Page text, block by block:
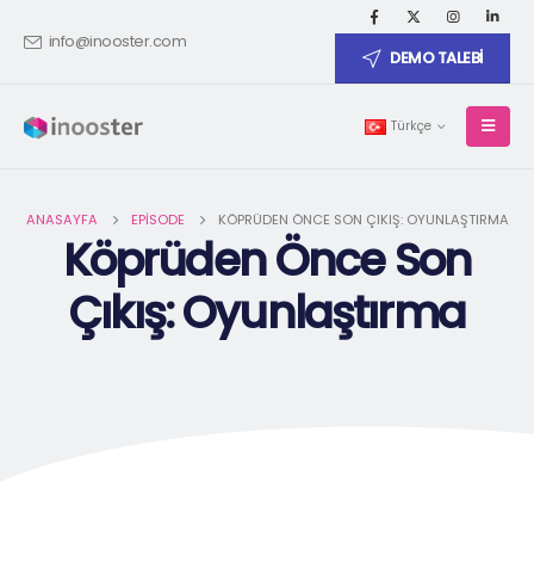
info@inooster.com
DEMO TALEBİ
Türkçe
ANASAYFA EPISODE KÖPRÜDEN ÖNCE SON ÇIKIŞ: OYUNLAŞTIRMA
Köprüden Önce Son
Çıkış: Oyunlaştırma